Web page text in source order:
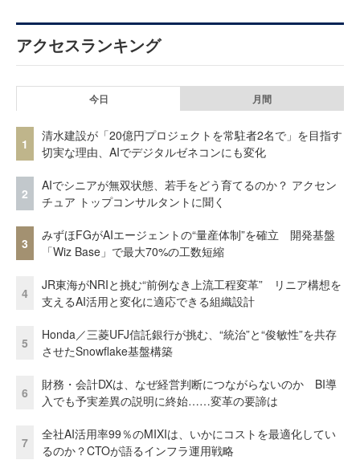
アクセスランキング
今日 月間
1
清水建設が「20億円プロジェクトを常駐者2名で」を目指す
切実な理由、AIでデジタルゼネコンにも変化
2
AIでシニアが無双状態、若手をどう育てるのか？ アクセン
チュア トップコンサルタントに聞く
3
みずほFGがAIエージェントの“量産体制”を確立 開発基盤
「Wiz Base」で最大70%の工数短縮
4
JR東海がNRIと挑む“前例なき上流工程変革” リニア構想を
支えるAI活用と変化に適応できる組織設計
5
Honda／三菱UFJ信託銀行が挑む、“統治”と“俊敏性”を共存
させたSnowflake基盤構築
6
財務・会計DXは、なぜ経営判断につながらないのか BI導
入でも予実差異の説明に終始……変革の要諦は
7
全社AI活用率99％のMIXIは、いかにコストを最適化してい
るのか？CTOが語るインフラ運用戦略